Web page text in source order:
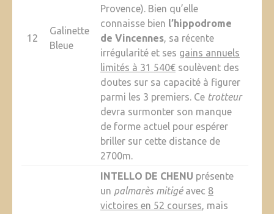
12
Galinette
Bleue
Provence). Bien qu’elle
connaisse bien l’hippodrome
de Vincennes, sa récente
irrégularité et ses gains annuels
limités à 31 540€soulèvent des
doutes sur sa capacité à figurer
parmi les 3 premiers. Ce trotteur
devra surmonter son manque
de forme actuel pour espérer
briller sur cette distance de
2700m.
INTELLO DE CHENU présente
un palmarès mitigéavec 8
victoires en 52 courses, mais